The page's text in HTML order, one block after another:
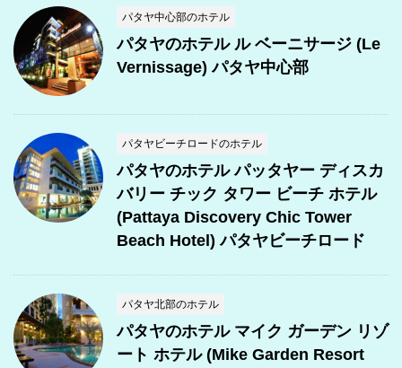
パタヤ中心部のホテル
パタヤのホテル ル ベーニサージ (Le
Vernissage) パタヤ中心部
パタヤビーチロードのホテル
パタヤのホテル パッタヤー ディスカ
バリー チック タワー ビーチ ホテル
(Pattaya Discovery Chic Tower
Beach Hotel) パタヤビーチロード
パタヤ北部のホテル
パタヤのホテル マイク ガーデン リゾ
ート ホテル (Mike Garden Resort